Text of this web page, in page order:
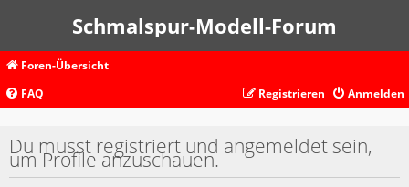
Schmalspur-Modell-Forum
Foren-Übersicht
FAQ
Anmelden
Registrieren
Du musst registriert und angemeldet sein,
um Profile anzuschauen.